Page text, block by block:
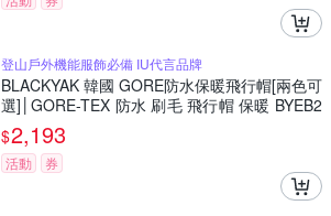
登山戶外機能服飾必備 IU代言品牌
BLACKYAK 韓國 GORE防水保暖飛行帽[兩色可
選]│GORE-TEX 防水 刷毛 飛行帽 保暖 BYEB2
NAJ02
$2,193
活動 券